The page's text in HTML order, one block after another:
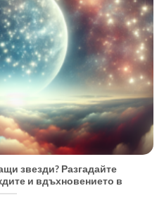
звезди? Разгадайте
и вдъхновението в